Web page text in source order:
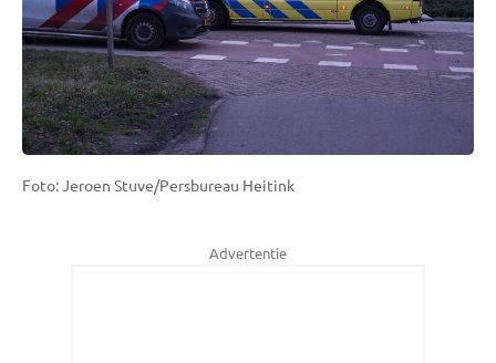
Foto: Jeroen Stuve/Persbureau Heitink
Advertentie